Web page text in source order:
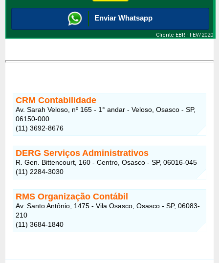
Enviar Whatsapp
Cliente EBR - FEV/2020
CRM Contabilidade
Av. Sarah Veloso, nº 165 - 1° andar - Veloso, Osasco - SP,
06150-000
(11) 3692-8676
DERG Serviços Administrativos
R. Gen. Bittencourt, 160 - Centro, Osasco - SP, 06016-045
(11) 2284-3030
RMS Organização Contábil
Av. Santo Antônio, 1475 - Vila Osasco, Osasco - SP, 06083-
210
(11) 3684-1840